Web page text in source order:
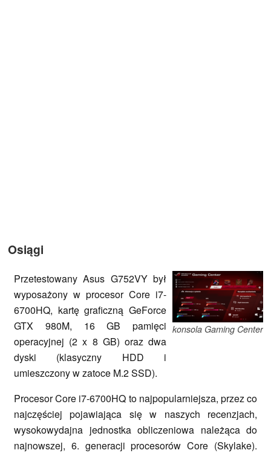
Osiągi
konsola Gaming Center
Przetestowany Asus G752VY był
wyposażony w procesor Core i7-
6700HQ, kartę graficzną GeForce
GTX 980M, 16 GB pamięci
operacyjnej (2 x 8 GB) oraz dwa
dyski (klasyczny HDD i
umieszczony w zatoce M.2 SSD).
Procesor Core i7-6700HQ to najpopularniejsza, przez co
najczęściej pojawiająca się w naszych recenzjach,
wysokowydajna jednostka obliczeniowa należąca do
najnowszej, 6. generacji procesorów Core (Skylake).